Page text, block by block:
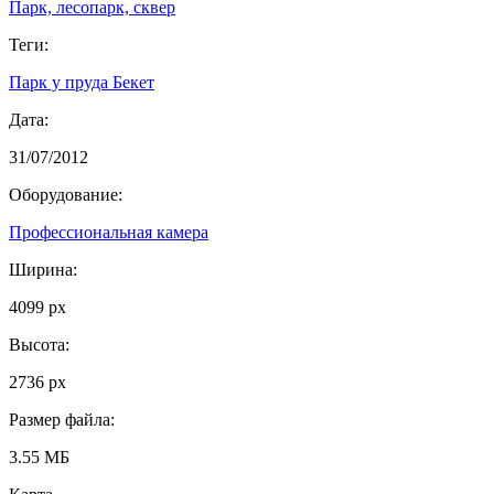
Парк, лесопарк, сквер
Теги:
Парк у пруда Бекет
Дата:
31/07/2012
Оборудование:
Профессиональная камера
Ширина:
4099 px
Высота:
2736 px
Размер файла:
3.55 МБ